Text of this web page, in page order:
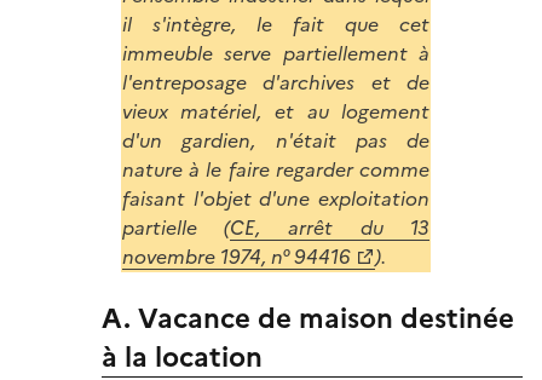
il s'intègre, le fait que cet
immeuble serve partiellement à
l'entreposage d'archives et de
vieux matériel, et au logement
d'un gardien, n'était pas de
nature à le faire regarder comme
faisant l'objet d'une exploitation
partielle (CE, arrêt du 13
novembre 1974, n° 94416
).
A. Vacance de maison destinée
à la location